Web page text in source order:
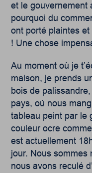
et le gouvernement
pourquoi du
ont porté plaintes
! Une chose
Au moment où je
maison, je prends
bois de
pays, où nous
tableau peint par le
couleur ocre
est actuellement
jour. Nous sommes
nous avons reculé